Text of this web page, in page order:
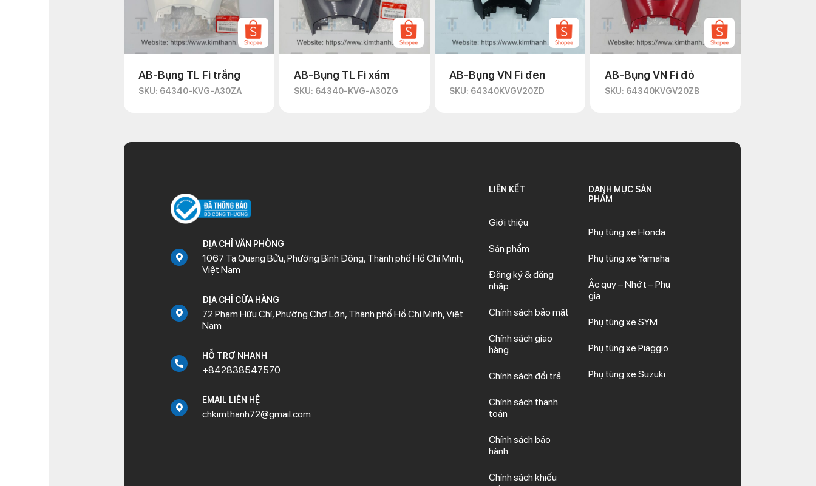
AB-Bụng TL Fi trắng
SKU: 64340-KVG-A30ZA
AB-Bụng TL Fi xám
SKU: 64340-KVG-A30ZG
AB-Bụng VN Fi đen
SKU: 64340KVGV20ZD
AB-Bụng VN Fi đỏ
SKU: 64340KVGV20ZB
ĐỊA CHỈ VĂN PHÒNG
1067 Tạ Quang Bửu, Phường Bình Đông, Thành phố Hồ Chí Minh,
Việt Nam
ĐỊA CHỈ CỬA HÀNG
72 Phạm Hữu Chí, Phường Chợ Lớn, Thành phố Hồ Chí Minh, Việt
Nam
HỖ TRỢ NHANH
+842838547570
EMAIL LIÊN HỆ
chkimthanh72@gmail.com
LIÊN KẾT
Giới thiệu
Sản phẩm
Đăng ký & đăng
nhập
Chính sách bảo mật
Chính sách giao
hàng
Chính sách đổi trả
Chính sách thanh
toán
Chính sách bảo
hành
Chính sách khiếu
DANH MỤC SẢN
PHẨM
Phụ tùng xe Honda
Phụ tùng xe Yamaha
Ắc quy – Nhớt – Phụ
gia
Phụ tùng xe SYM
Phụ tùng xe Piaggio
Phụ tùng xe Suzuki